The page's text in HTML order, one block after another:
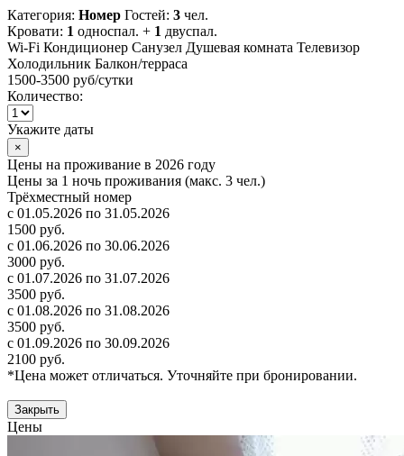
Категория: Номер Гостей: 3 чел.
Кровати: 1 односпал. + 1 двуспал.
Wi-Fi Кондиционер Санузел Душевая комната Телевизор
Холодильник Балкон/терраса
1500-3500 руб/сутки
Количество:
Укажите даты
×
Цены на проживание в 2026 году
Цены за 1 ночь проживания (макс. 3 чел.)
Трёхместный номер
с 01.05.2026 по 31.05.2026
1500 руб.
с 01.06.2026 по 30.06.2026
3000 руб.
с 01.07.2026 по 31.07.2026
3500 руб.
с 01.08.2026 по 31.08.2026
3500 руб.
с 01.09.2026 по 30.09.2026
2100 руб.
*Цена может отличаться. Уточняйте при бронировании.
Закрыть
Цены